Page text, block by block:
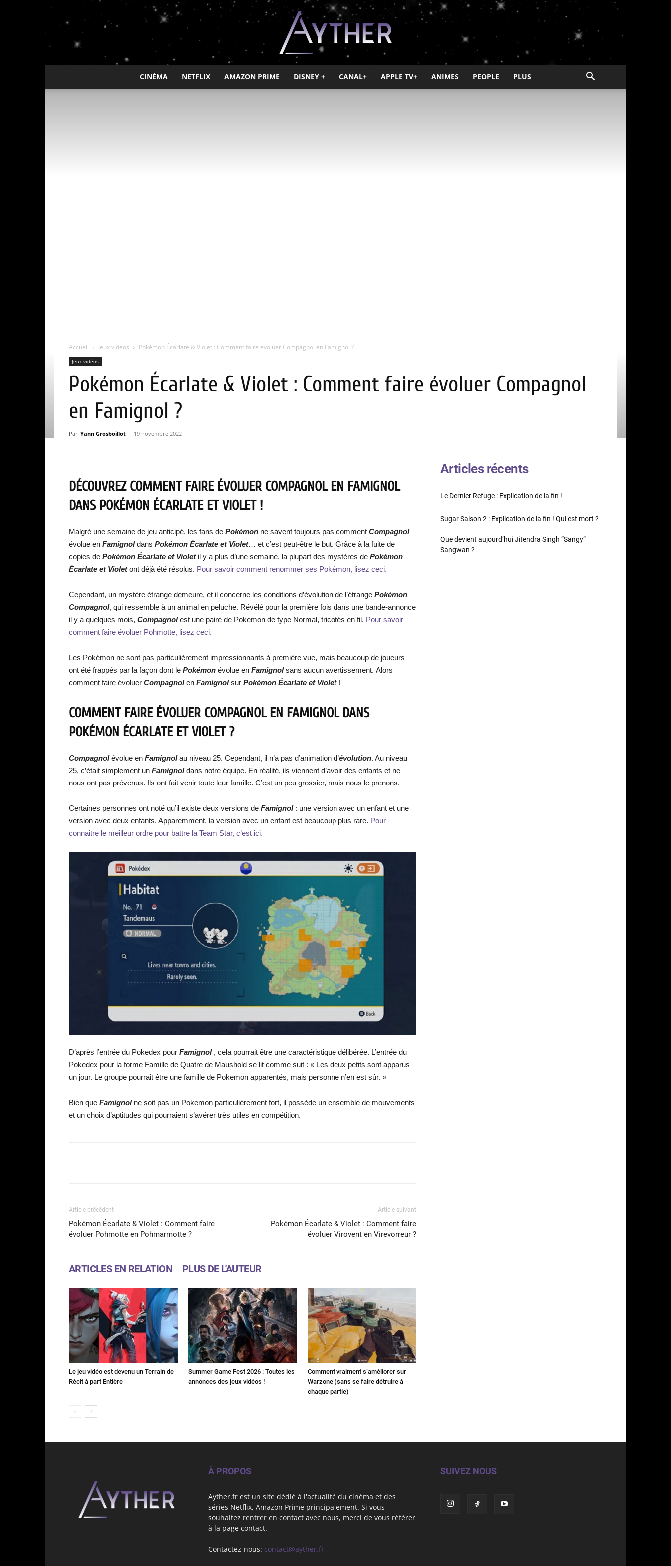
Ayther
CINÉMA NETFLIX AMAZON PRIME DISNEY + CANAL+ APPLE TV+ ANIMES PEOPLE PLUS
Accueil Jeux vidéos Pokémon Écarlate & Violet : Comment faire évoluer Compagnol en Famignol ?
Jeux vidéos
Pokémon Écarlate & Violet : Comment faire évoluer Compagnol
en Famignol ?
Par Yann Grosboillot - 19 novembre 2022
DÉCOUVREZ COMMENT FAIRE ÉVOLUER COMPAGNOL EN FAMIGNOL
DANS POKÉMON ÉCARLATE ET VIOLET !
Malgré une semaine de jeu anticipé, les fans de Pokémon ne savent toujours pas comment Compagnol
évolue en Famignoldans Pokémon Écarlate et Violet… et c’est peut-être le but. Grâce à la fuite de
copies de Pokémon Écarlate et Violetil y a plus d’une semaine, la plupart des mystères de Pokémon
Écarlate et Violetont déjà été résolus. Pour savoir comment renommer ses Pokémon, lisez ceci.
Cependant, un mystère étrange demeure, et il concerne les conditions d’évolution de l’étrange Pokémon
Compagnol, qui ressemble à un animal en peluche. Révélé pour la première fois dans une bande-annonce
il y a quelques mois, Compagnolest une paire de Pokemon de type Normal, tricotés en fil. Pour savoir
comment faire évoluer Pohmotte, lisez ceci.
Les Pokémon ne sont pas particulièrement impressionnants à première vue, mais beaucoup de joueurs
ont été frappés par la façon dont le Pokémon évolue en Famignolsans aucun avertissement. Alors
comment faire évoluer Compagnolen Famignolsur Pokémon Écarlate et Violet!
COMMENT FAIRE ÉVOLUER COMPAGNOL EN FAMIGNOL DANS
POKÉMON ÉCARLATE ET VIOLET ?
Compagnolévolue en Famignolau niveau 25. Cependant, il n’a pas d’animation d’évolution. Au niveau
25, c’était simplement un Famignoldans notre équipe. En réalité, ils viennent d’avoir des enfants et ne
nous ont pas prévenus. Ils ont fait venir toute leur famille. C’est un peu grossier, mais nous le prenons.
Certaines personnes ont noté qu’il existe deux versions de Famignol: une version avec un enfant et une
version avec deux enfants. Apparemment, la version avec un enfant est beaucoup plus rare. Pour
connaitre le meilleur ordre pour battre la Team Star, c’est ici.
D’après l’entrée du Pokedex pour Famignol, cela pourrait être une caractéristique délibérée. L’entrée du
Pokedex pour la forme Famille de Quatre de Maushold se lit comme suit : « Les deux petits sont apparus
un jour. Le groupe pourrait être une famille de Pokemon apparentés, mais personne n’en est sûr. »
Bien que Famignolne soit pas un Pokemon particulièrement fort, il possède un ensemble de mouvements
et un choix d’aptitudes qui pourraient s’avérer très utiles en compétition.
Article précédent
Pokémon Écarlate & Violet : Comment faire
évoluer Pohmotte en Pohmarmotte ?
Article suivant
Pokémon Écarlate & Violet : Comment faire
évoluer Virovent en Virevorreur ?
ARTICLES EN RELATION PLUS DE L'AUTEUR
Le jeu vidéo est devenu un Terrain de
Récit à part Entière
Summer Game Fest 2026 : Toutes les
annonces des jeux vidéos !
Comment vraiment s’améliorer sur
Warzone (sans se faire détruire à
chaque partie)
Articles récents
Le Dernier Refuge : Explication de la fin !
Sugar Saison 2 : Explication de la fin ! Qui est mort ?
Que devient aujourd’hui Jitendra Singh “Sangy”
Sangwan ?
À PROPOS
Ayther.fr est un site dédié à l'actualité du cinéma et des
séries Netflix, Amazon Prime principalement. Si vous
souhaitez rentrer en contact avec nous, merci de vous référer
à la page contact.
Contactez-nous: contact@ayther.fr
SUIVEZ NOUS